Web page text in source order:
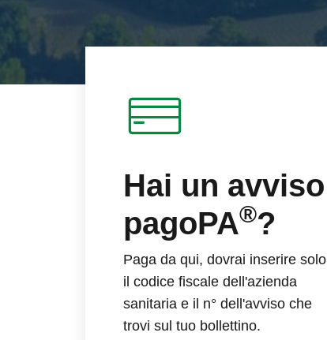
Hai un avviso
pagoPA®?
Paga da qui, dovrai inserire solo
il codice fiscale dell'azienda
sanitaria e il n° dell'avviso che
trovi sul tuo bollettino.